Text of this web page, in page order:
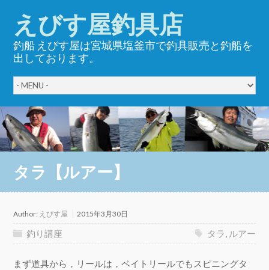
えびす屋釣具店
釣船 えびす屋は宮城県塩釜市で釣具販売と釣船を
出しております。
タラ【ルアー】
Author: えびす屋 2015年3月30日
釣り講座 タラ, ルアー
まず道具から，リールは，ベイトリールでもスピニングタ